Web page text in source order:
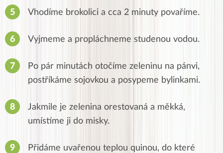
Vhodíme brokolici a cca 2 minuty povaříme.
Vyjmeme a propláchneme studenou vodou.
Po pár minutách otočíme zeleninu na pánvi,
postříkáme sojovkou a posypeme bylinkami.
Jakmile je zelenina orestovaná a měkká,
umístíme ji do misky.
Přidáme uvařenou teplou quinou, do které